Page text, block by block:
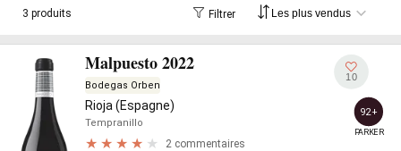
3 produits Filtrer
Malpuesto 2022
Bodegas Orben
Rioja (Espagne)
Tempranillo
2 commentaires
10
92+
PARKER